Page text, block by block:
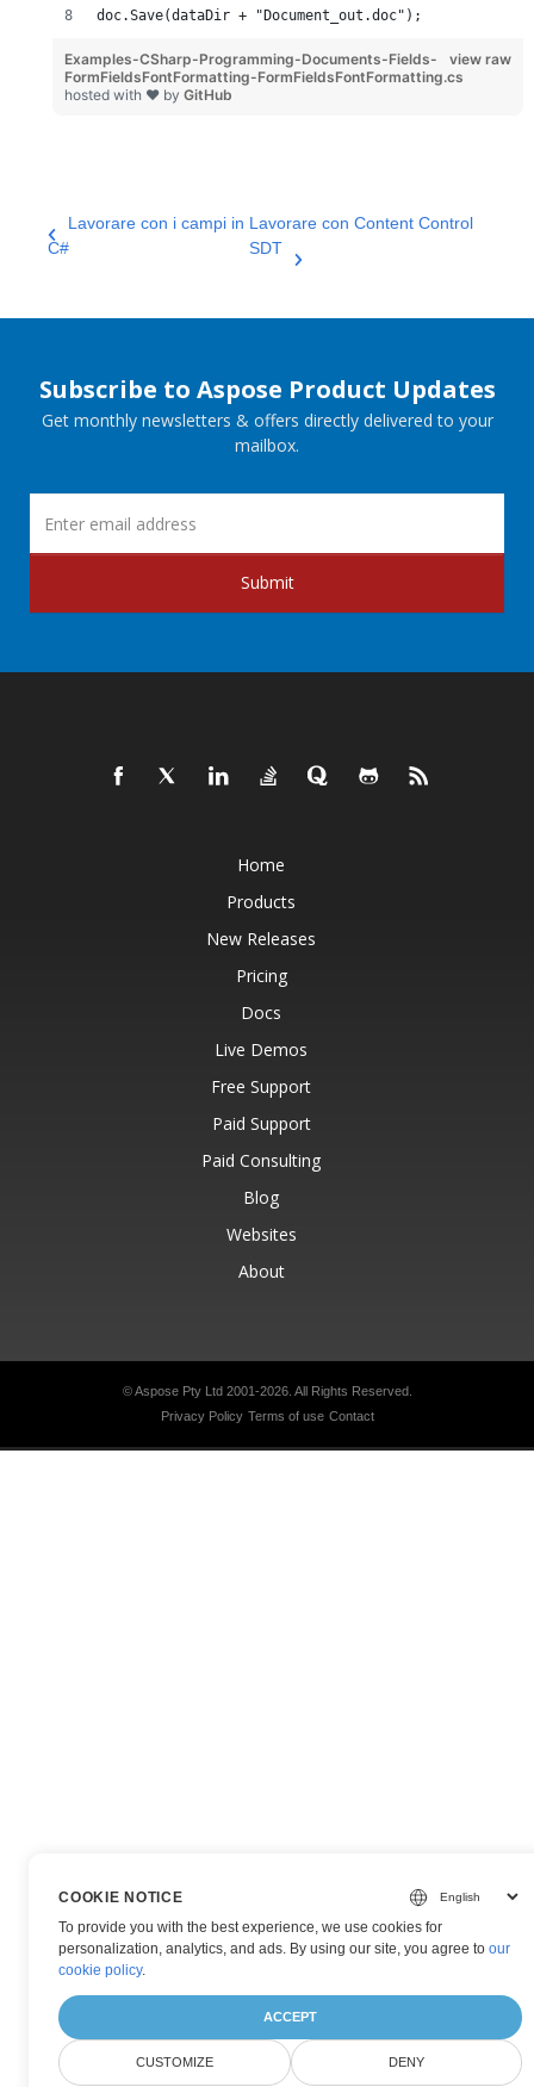
doc.Save(dataDir + "Document_out.doc");
view raw
Examples-CSharp-Programming-Documents-Fields-
FormFieldsFontFormatting-FormFieldsFontFormatting.cs
hosted with ❤ by GitHub
Lavorare con i campi in
C#
Lavorare con Content Control
SDT
Subscribe to Aspose Product Updates
Get monthly newsletters & offers directly delivered to your
mailbox.
Submit
Home
Products
New Releases
Pricing
Docs
Live Demos
Free Support
Paid Support
Paid Consulting
Blog
Websites
About
© Aspose Pty Ltd 2001-2026. All Rights Reserved.
Privacy Policy Terms of use Contact
COOKIE NOTICE
To provide you with the best experience, we use cookies for
personalization, analytics, and ads. By using our site, you agree toour
cookie policy.
ACCEPT
CUSTOMIZE DENY